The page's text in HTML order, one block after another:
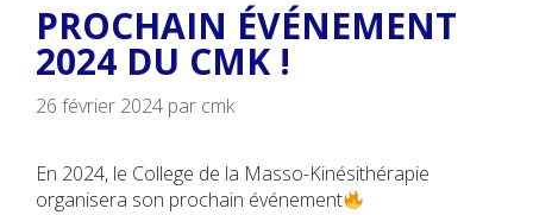
PROCHAIN ÉVÉNEMENT
2024 DU CMK !
26 février 2024 par cmk
En 2024, le College de la Masso-Kinésithérapie
organisera son prochain événement